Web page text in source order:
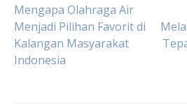
Post
navigation
Mengapa Olahraga Air
Menjadi Pilihan Favorit di
Kalangan Masyarakat
Indonesia